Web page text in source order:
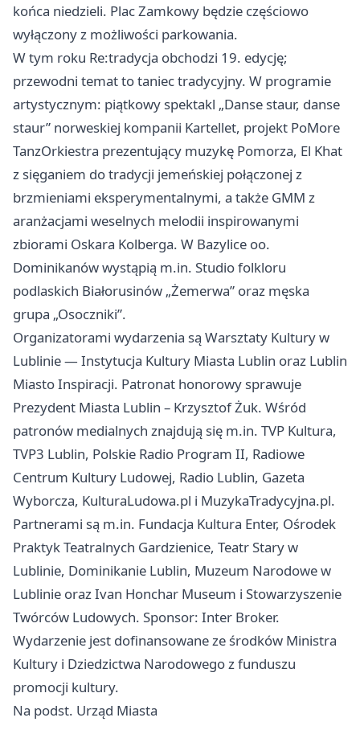
końca niedzieli. Plac Zamkowy będzie częściowo
wyłączony z możliwości parkowania.
W tym roku Re:tradycja obchodzi 19. edycję;
przewodni temat to taniec tradycyjny. W programie
artystycznym: piątkowy spektakl „Danse staur, danse
staur” norweskiej kompanii Kartellet, projekt PoMore
TanzOrkiestra prezentujący muzykę Pomorza, El Khat
z sięganiem do tradycji jemeńskiej połączonej z
brzmieniami eksperymentalnymi, a także GMM z
aranżacjami weselnych melodii inspirowanymi
zbiorami Oskara Kolberga. W Bazylice oo.
Dominikanów wystąpią m.in. Studio folkloru
podlaskich Białorusinów „Żemerwa” oraz męska
grupa „Osoczniki”.
Organizatorami wydarzenia są Warsztaty Kultury w
Lublinie — Instytucja Kultury Miasta Lublin oraz Lublin
Miasto Inspiracji. Patronat honorowy sprawuje
Prezydent Miasta Lublin – Krzysztof Żuk. Wśród
patronów medialnych znajdują się m.in. TVP Kultura,
TVP3 Lublin, Polskie Radio Program II, Radiowe
Centrum Kultury Ludowej, Radio Lublin, Gazeta
Wyborcza, KulturaLudowa.pl i MuzykaTradycyjna.pl.
Partnerami są m.in. Fundacja Kultura Enter, Ośrodek
Praktyk Teatralnych Gardzienice, Teatr Stary w
Lublinie, Dominikanie Lublin, Muzeum Narodowe w
Lublinie oraz Ivan Honchar Museum i Stowarzyszenie
Twórców Ludowych. Sponsor: Inter Broker.
Wydarzenie jest dofinansowane ze środków Ministra
Kultury i Dziedzictwa Narodowego z funduszu
promocji kultury.
Na podst. Urząd Miasta